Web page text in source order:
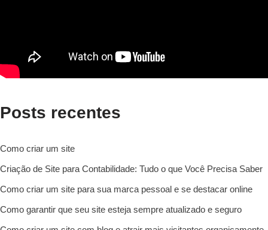
Posts recentes
Como criar um site
Criação de Site para Contabilidade: Tudo o que Você Precisa Saber
Como criar um site para sua marca pessoal e se destacar online
Como garantir que seu site esteja sempre atualizado e seguro